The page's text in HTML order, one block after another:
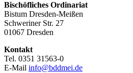
Bischöfliches Ordinariat
Bistum Dresden-Meißen
Schweriner Str. 27
01067 Dresden
Kontakt
Tel. 0351 31563-0
E-Mail info@bddmei.de